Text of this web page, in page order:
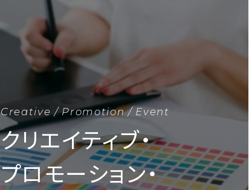
Creative / Promotion / Event
クリエイティブ・
プロモーション・